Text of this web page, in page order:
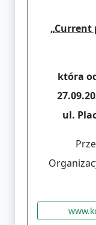
„Current
która
ul.